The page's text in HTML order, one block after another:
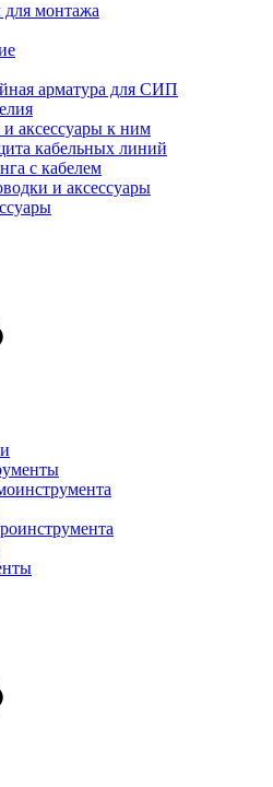
для монтажа
арматура для СИП
аксессуары к ним
кабельных линий
с кабелем
и аксессуары